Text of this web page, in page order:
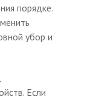
порядке.
убор и
Если